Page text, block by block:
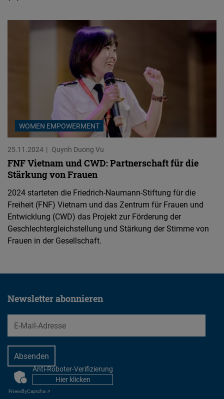
WOMEN EMPOWERMENT
25.11.2024 Quynh Duong Vu
FNF Vietnam und CWD: Partnerschaft für die
Stärkung von Frauen
2024 starteten die Friedrich-Naumann-Stiftung für die
Freiheit (FNF) Vietnam und das Zentrum für Frauen und
Entwicklung (CWD) das Projekt zur Förderung der
Geschlechtergleichstellung und Stärkung der Stimme von
Frauen in der Gesellschaft.
Newsletter abonnieren
EMail
CAPTCHAAnti-Roboter-Verifizierung
Hier klicken
FriendlyCaptcha ⇗